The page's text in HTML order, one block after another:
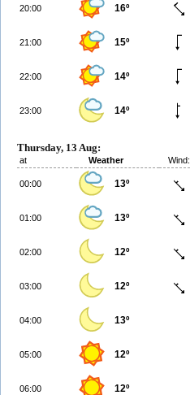
20:00 16º
21:00 15º
22:00 14º
23:00 14º
Thursday, 13 Aug:
at Weather Wind:
00:00 13º
01:00 13º
02:00 12º
03:00 12º
04:00 13º
05:00 12º
06:00 12º